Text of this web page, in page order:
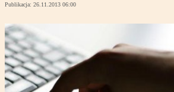
Publikacja: 26.11.2013 06:00